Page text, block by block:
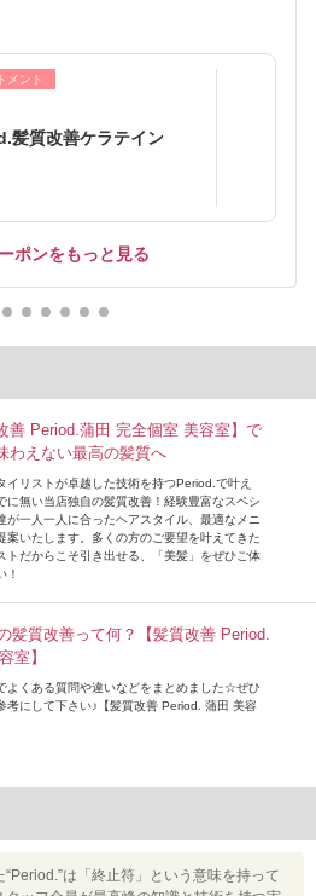
メント
髪質改善ケラテイン
ポンをもっと見る
善 Period.蒲田 完全個室 美容室】で
わえない最高の髪質へ
イリストが卓越した技術を持つPeriod.で叶え
に無い当店独自の髪質改善！経験豊富なスペシ
が一人一人に合ったヘアスタイル、最適なメニ
案いたします。多くの方のご要望を叶えてきた
トだからこそ引き出せる、「美髪」をぜひご体
！
髪質改善って何？【髪質改善 Period.
室】
よくある質問や違いなどをまとめました☆ぜひ
考にして下さい♪【髪質改善 Period. 蒲田 美容
“Period.”は「終止符」という意味を持って